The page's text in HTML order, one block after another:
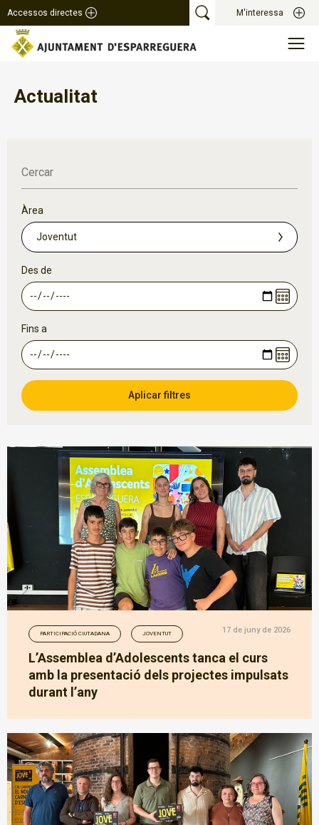
Accessos directes M'interessa
Actualitat
Cercar
Àrea
Des de
Fins a
PARTICIPACIÓ CIUTADANA JOVENTUT 17 de juny de 2026
L’Assemblea d’Adolescents tanca el curs
amb la presentació dels projectes impulsats
durant l’any